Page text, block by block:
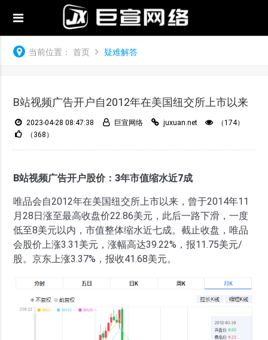
当前位置： 首页 疑难解答
B站视频广告开户自2012年在美国纽交所上市以来
2023-04-28 08:47:38 巨宣网络 juxuan.net
（174）
（368）
B站视频广告开户股价：3年市值缩水近7成
唯品会自2012年在美国纽交所上市以来，曾于2014年11
月28日涨至最高收盘价22.86美元，此后一路下滑，一度
低至8美元以内，市值整体缩水近七成。截止收盘，唯品
会股价上涨3.31美元，涨幅高达39.22%，报11.75美元/
股。京东上涨3.37%，报收41.68美元。